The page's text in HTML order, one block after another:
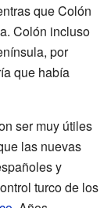
que Colón
Colón incluso
por
que había
ser muy útiles
las nuevas
y
turco de los